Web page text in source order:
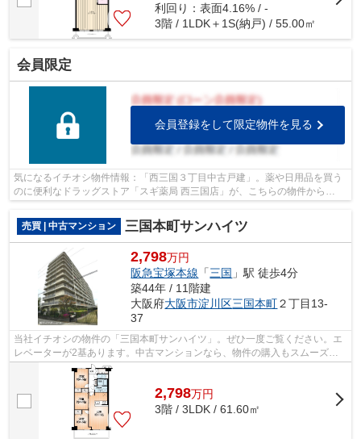
利回り：表面4.16% / -
3階 / 1LDK＋1S(納戸) / 55.00㎡
会員限定
会員登録をして限定物件を見る
気になるイチオシ物件情報：「西三国３丁目中古戸建」。薬や日用品を買う
のに便利なドラッグストア「スギ薬局 西三国店」が、こちらの物件から
493mのところにあります。物件から390mの...
売買 | 中古マンション
三国本町サンハイツ
2,798万円
阪急宝塚本線 「三国 」駅 徒歩4分
築44年 / 11階建
大阪府大阪市淀川区三国本町２丁目13-
37
当社イチオシの物件の「三国本町サンハイツ」。ぜひ一度ご覧ください。エ
レベーターが2基あります。中古マンションなら、物件の購入もスムーズで
す。駅まで徒歩4分の好立地です。阪急...
2,798万円
3階 / 3LDK / 61.60㎡